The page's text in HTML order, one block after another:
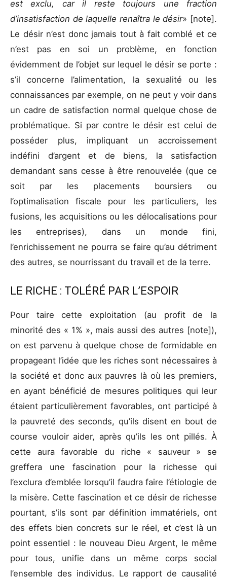
est exclu, car il reste toujours une fraction
d’insatisfaction de laquelle renaîtra le désir» [note].
Le désir n’est donc jamais tout à fait comblé et ce
n’est pas en soi un problème, en fonction
évidemment de l’objet sur lequel le désir se porte :
s’il concerne l’alimentation, la sexualité ou les
connaissances par exemple, on ne peut y voir dans
un cadre de satisfaction normal quelque chose de
problématique. Si par contre le désir est celui de
posséder plus, impliquant un accroissement
indéfini d’argent et de biens, la satisfaction
demandant sans cesse à être renouvelée (que ce
soit par les placements boursiers ou
l’optimalisation fiscale pour les particuliers, les
fusions, les acquisitions ou les délocalisations pour
les entreprises), dans un monde fini,
l’enrichissement ne pourra se faire qu’au détriment
des autres, se nourrissant du travail et de la terre.
LE RICHE : TOLÉRÉ PAR L’ESPOIR
Pour taire cette exploitation (au profit de la
minorité des « 1% », mais aussi des autres [note]),
on est parvenu à quelque chose de formidable en
propageant l’idée que les riches sont nécessaires à
la société et donc aux pauvres là où les premiers,
en ayant bénéficié de mesures politiques qui leur
étaient particulièrement favorables, ont participé à
la pauvreté des seconds, qu’ils disent en bout de
course vouloir aider, après qu’ils les ont pillés. À
cette aura favorable du riche « sauveur » se
greffera une fascination pour la richesse qui
l’exclura d’emblée lorsqu’il faudra faire l’étiologie de
la misère. Cette fascination et ce désir de richesse
pourtant, s’ils sont par définition immatériels, ont
des effets bien concrets sur le réel, et c’est là un
point essentiel : le nouveau Dieu Argent, le même
pour tous, unifie dans un même corps social
l’ensemble des individus. Le rapport de causalité